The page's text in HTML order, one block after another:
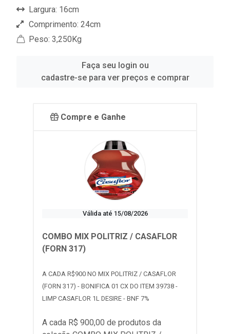
Largura: 16cm
Comprimento: 24cm
Peso: 3,250Kg
Faça seu login ou
cadastre-se para ver preços e comprar
Compre e Ganhe
Válida até 15/08/2026
COMBO MIX POLITRIZ / CASAFLOR
(FORN 317)
A CADA R$900 NO MIX POLITRIZ / CASAFLOR
(FORN 317) - BONIFICA 01 CX DO ITEM 39738 -
LIMP CASAFLOR 1L DESIRE - BNF 7%
A cada R$ 900,00 de produtos da